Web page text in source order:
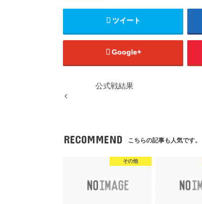
ツイート
Google+
公式戦結果
RECOMMEND こちらの記事も人気です。
その他